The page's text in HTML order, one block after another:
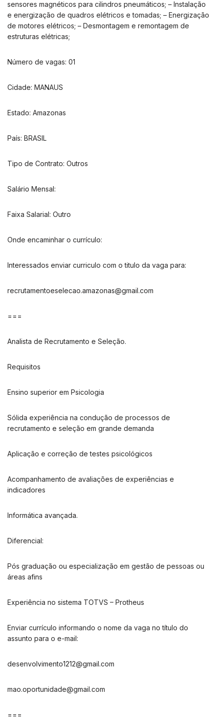
sensores magnéticos para cilindros pneumáticos; – Instalação
e energização de quadros elétricos e tomadas; – Energização
de motores elétricos; – Desmontagem e remontagem de
estruturas elétricas;
Número de vagas: 01
Cidade: MANAUS
Estado: Amazonas
País: BRASIL
Tipo de Contrato: Outros
Salário Mensal:
Faixa Salarial: Outro
Onde encaminhar o currículo:
Interessados enviar curriculo com o titulo da vaga para:
recrutamentoeselecao.amazonas@gmail.com
===
Analista de Recrutamento e Seleção.
Requisitos
Ensino superior em Psicologia
Sólida experiência na condução de processos de
recrutamento e seleção em grande demanda
Aplicação e correção de testes psicológicos
Acompanhamento de avaliações de experiências e
indicadores
Informática avançada.
Diferencial:
Pós graduação ou especialização em gestão de pessoas ou
áreas afins
Experiência no sistema TOTVS – Protheus
Enviar currículo informando o nome da vaga no título do
assunto para o e-mail:
desenvolvimento1212@gmail.com
mao.oportunidade@gmail.com
===